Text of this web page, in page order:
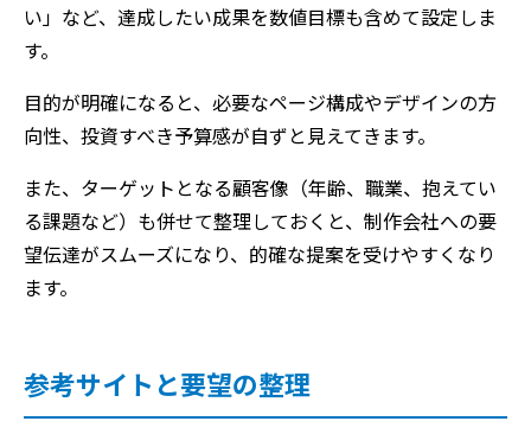
い」など、達成したい成果を数値目標も含めて設定しま
す。
目的が明確になると、必要なページ構成やデザインの方
向性、投資すべき予算感が自ずと見えてきます。
また、ターゲットとなる顧客像（年齢、職業、抱えてい
る課題など）も併せて整理しておくと、制作会社への要
望伝達がスムーズになり、的確な提案を受けやすくなり
ます。
参考サイトと要望の整理